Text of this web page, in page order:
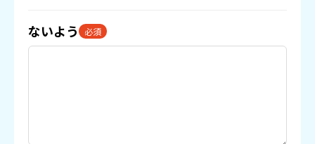
ないよう 必須